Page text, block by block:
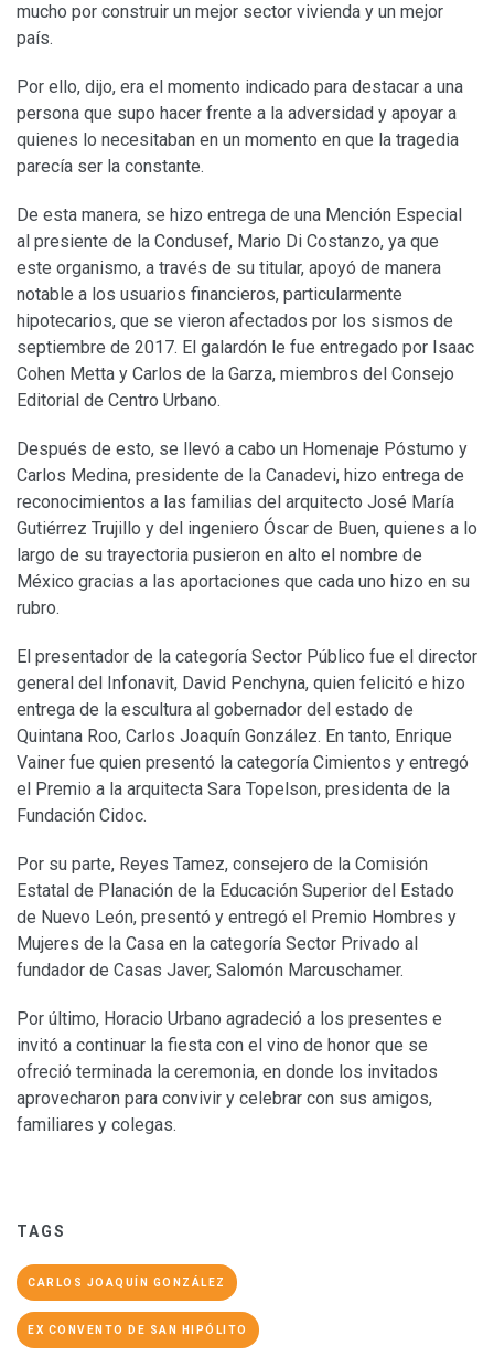
mucho por construir un mejor sector vivienda y un mejor
país.
Por ello, dijo, era el momento indicado para destacar a una
persona que supo hacer frente a la adversidad y apoyar a
quienes lo necesitaban en un momento en que la tragedia
parecía ser la constante.
De esta manera, se hizo entrega de una Mención Especial
al presiente de la Condusef, Mario Di Costanzo, ya que
este organismo, a través de su titular, apoyó de manera
notable a los usuarios financieros, particularmente
hipotecarios, que se vieron afectados por los sismos de
septiembre de 2017. El galardón le fue entregado por Isaac
Cohen Metta y Carlos de la Garza, miembros del Consejo
Editorial de Centro Urbano.
Después de esto, se llevó a cabo un Homenaje Póstumo y
Carlos Medina, presidente de la Canadevi, hizo entrega de
reconocimientos a las familias del arquitecto José María
Gutiérrez Trujillo y del ingeniero Óscar de Buen, quienes a lo
largo de su trayectoria pusieron en alto el nombre de
México gracias a las aportaciones que cada uno hizo en su
rubro.
El presentador de la categoría Sector Público fue el director
general del Infonavit, David Penchyna, quien felicitó e hizo
entrega de la escultura al gobernador del estado de
Quintana Roo, Carlos Joaquín González. En tanto, Enrique
Vainer fue quien presentó la categoría Cimientos y entregó
el Premio a la arquitecta Sara Topelson, presidenta de la
Fundación Cidoc.
Por su parte, Reyes Tamez, consejero de la Comisión
Estatal de Planación de la Educación Superior del Estado
de Nuevo León, presentó y entregó el Premio Hombres y
Mujeres de la Casa en la categoría Sector Privado al
fundador de Casas Javer, Salomón Marcuschamer.
Por último, Horacio Urbano agradeció a los presentes e
invitó a continuar la fiesta con el vino de honor que se
ofreció terminada la ceremonia, en donde los invitados
aprovecharon para convivir y celebrar con sus amigos,
familiares y colegas.
TAGS
CARLOS JOAQUÍN GONZÁLEZ
EX CONVENTO DE SAN HIPÓLITO